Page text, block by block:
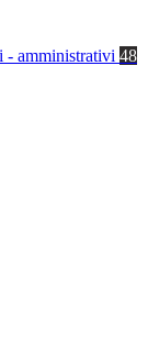
- amministrativi 48